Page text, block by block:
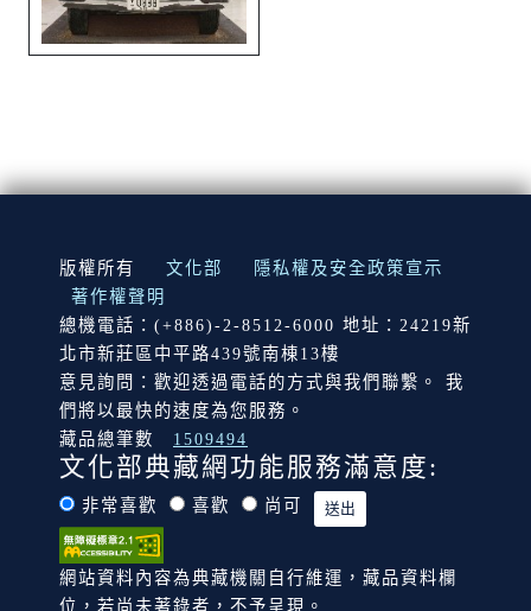
:::
版權所有 文化部
隱私權及安全政策宣示
著作權聲明
總機電話：(+886)-2-8512-6000 地址：24219新
北市新莊區中平路439號南棟13樓
意見詢問：歡迎透過電話的方式與我們聯繫。 我
們將以最快的速度為您服務。
藏品總筆數
1509494
文化部典藏網功能服務滿意度:
非常喜歡 喜歡 尚可
網站資料內容為典藏機關自行維運，藏品資料欄
位，若尚未著錄者，不予呈現。